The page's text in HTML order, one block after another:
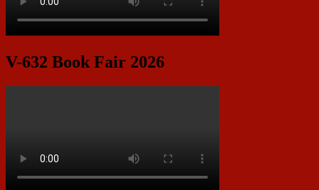
V-632 Book Fair 2026